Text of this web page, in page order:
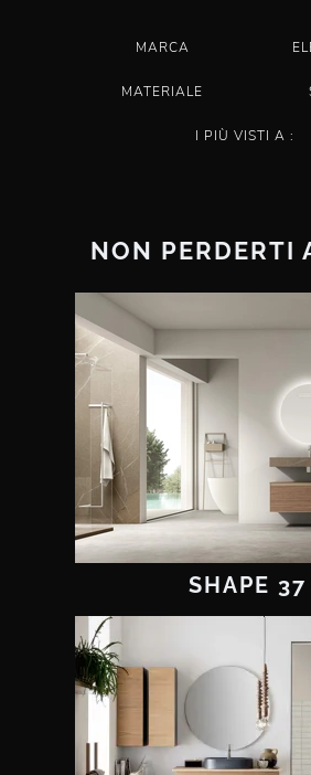
MARCA
MATERIALE
I PIÙ VISTI A :
NON PERDERTI
SHAPE 37